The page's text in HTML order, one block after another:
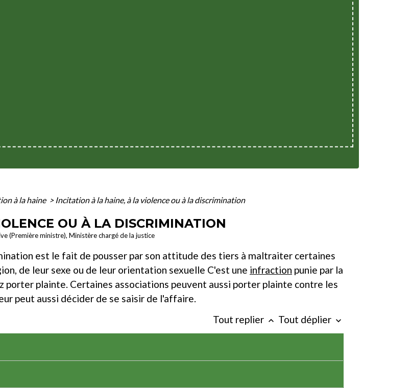
à la haine > Incitation à la haine, à la violence ou à la discrimination
OU À LA DISCRIMINATION
(Première ministre), Ministère chargé de la justice
est le fait de pousser par son attitude des tiers à maltraiter certaines
de leur sexe ou de leur orientation sexuelle C'est une infraction punie par la
porter plainte. Certaines associations peuvent aussi porter plainte contre les
peut aussi décider de se saisir de l'affaire.
Tout replier keyboard_arrow_up Tout déplier keyboard_arrow_down